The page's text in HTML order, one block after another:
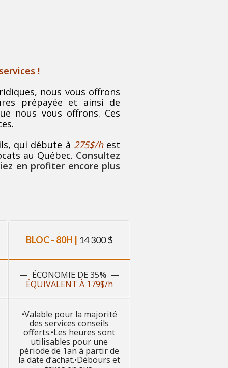
!
nous vous offrons
prépayée et ainsi de
nous vous offrons. Ces
qui débute à 275$/h est
au Québec. Consultez
en profiter encore plus
BLOC - 80H | 14 300 $
— ÉCONOMIE DE 35% —
ÉQUIVALENT À 179$/h
•Valable pour la majorité
des services conseils
offerts.•Les heures sont
utilisables pour une
période de 1an à partir de
la date d’achat.•Débours et